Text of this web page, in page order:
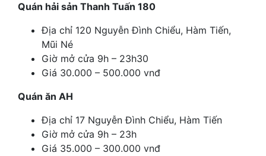
Quán hải sản Thanh Tuấn 180
Địa chỉ 120 Nguyễn Đình Chiểu, Hàm Tiến,
Mũi Né
Giờ mở cửa 9h – 23h30
Giá 30.000 – 500.000 vnđ
Quán ăn AH
Địa chỉ 17 Nguyễn Đình Chiểu, Hàm Tiến
Giờ mở cửa 9h – 23h
Giá 35.000 – 300.000 vnđ